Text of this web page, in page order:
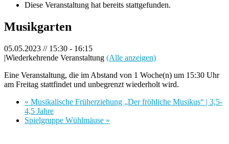
Diese Veranstaltung hat bereits stattgefunden.
Musikgarten
05.05.2023 // 15:30 - 16:15
|Wiederkehrende Veranstaltung (Alle anzeigen)
Eine Veranstaltung, die im Abstand von 1 Woche(n) um 15:30 Uhr
am Freitag stattfindet und unbegrenzt wiederholt wird.
« Musikalische Früherziehung „Der fröhliche Musikus“ | 3,5-
4,5 Jahre
Spielgruppe Wühlmäuse »